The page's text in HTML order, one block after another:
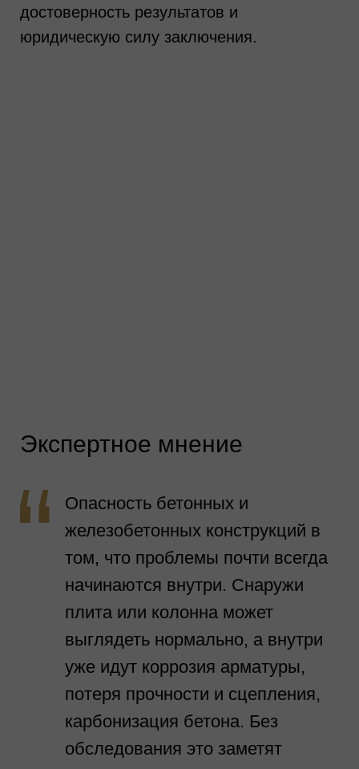
достоверность результатов и
юридическую силу заключения.
Экспертное мнение
Опасность бетонных и
железобетонных конструкций в
том, что проблемы почти всегда
начинаются внутри. Снаружи
плита или колонна может
выглядеть нормально, а внутри
уже идут коррозия арматуры,
потеря прочности и сцепления,
карбонизация бетона. Без
обследования это заметят